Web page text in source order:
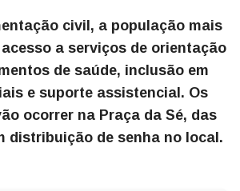
civil, a população mais
a serviços de orientação
de saúde, inclusão em
e suporte assistencial. Os
ocorrer na Praça da Sé, das
distribuição de senha no local.